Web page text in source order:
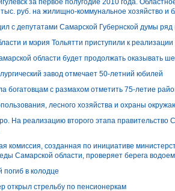
за первое полугодие 2010 года.
руб. на жилищно-коммунальное хозяйство и
с депутатами Самарской Губернской думы ряд
и мэрия Тольятти приступили к
области будет продолжать оказывать
завод отмечает 50-летний юбилей
богатовцам с размахом отметить 75-летие
лесного хозяйства и охраны
На реализацию второго этапа правительство
комиссия, созданная по инициативе
Самарской области, проверяет берега
в колодце
открыл стрельбу по пенсионеркам